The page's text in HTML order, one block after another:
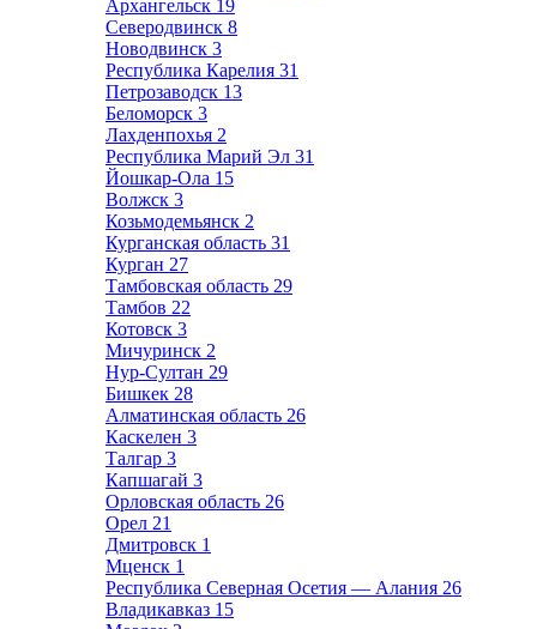
Архангельск 19
Северодвинск 8
Новодвинск 3
Республика Карелия 31
Петрозаводск 13
Беломорск 3
Лахденпохья 2
Республика Марий Эл 31
Йошкар-Ола 15
Волжск 3
Козьмодемьянск 2
Курганская область 31
Курган 27
Тамбовская область 29
Тамбов 22
Котовск 3
Мичуринск 2
Нур-Султан 29
Бишкек 28
Алматинская область 26
Каскелен 3
Талгар 3
Капшагай 3
Орловская область 26
Орел 21
Дмитровск 1
Мценск 1
Республика Северная Осетия — Алания 26
Владикавказ 15